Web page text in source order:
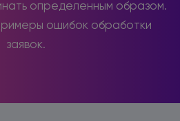
определенным образом.
ошибок обработки
заявок.